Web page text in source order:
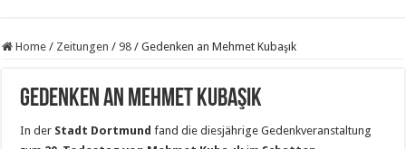
Home / Zeitungen / 98 / Gedenken an Mehmet Kubaşık
Gedenken an Mehmet Kubaşık
In der Stadt Dortmundfand die diesjährige Gedenkveranstaltung